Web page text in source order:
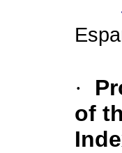
·
of